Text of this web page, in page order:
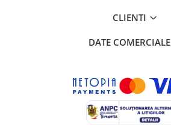
CLIENTI
DATE COMERCIALE